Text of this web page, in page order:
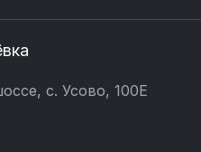
с. Усово, 100Е